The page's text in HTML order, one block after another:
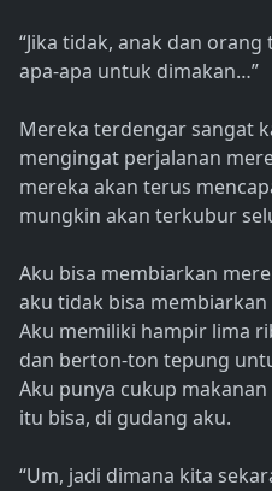
“Jika tidak, anak dan
apa-apa untuk dimakan…”
Mereka terdengar sangat
mengingat perjalanan
mereka akan terus
mungkin akan terkubur
Aku bisa membiarkan
aku tidak bisa
Aku memiliki hampir lima
dan berton-ton tepung
Aku punya cukup
itu bisa, di gudang aku.
“Um, jadi dimana kita